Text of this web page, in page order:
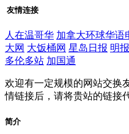
友情连接
人在温哥华 加拿大环球华语
大网 大饭桶网 星岛日报 明报
多伦多站 加国通
欢迎有一定规模的网站交换
情链接后，请将贵站的链接
简介